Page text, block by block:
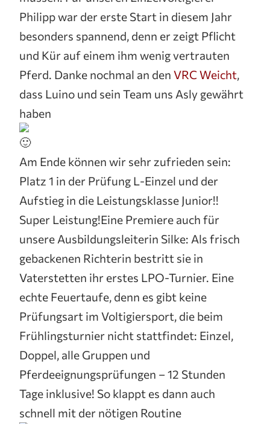
Philipp war der erste Start in diesem Jahr
besonders spannend, denn er zeigt Pflicht
und Kür auf einem ihm wenig vertrauten
Pferd. Danke nochmal an den VRC Weicht,
dass Luino und sein Team uns Asly gewährt
haben
Am Ende können wir sehr zufrieden sein:
Platz 1 in der Prüfung L-Einzel und der
Aufstieg in die Leistungsklasse Junior!!
Super Leistung!Eine Premiere auch für
unsere Ausbildungsleiterin Silke: Als frisch
gebackenen Richterin bestritt sie in
Vaterstetten ihr erstes LPO-Turnier. Eine
echte Feuertaufe, denn es gibt keine
Prüfungsart im Voltigiersport, die beim
Frühlingsturnier nicht stattfindet: Einzel,
Doppel, alle Gruppen und
Pferdeeignungsprüfungen – 12 Stunden
Tage inklusive! So klappt es dann auch
schnell mit der nötigen Routine